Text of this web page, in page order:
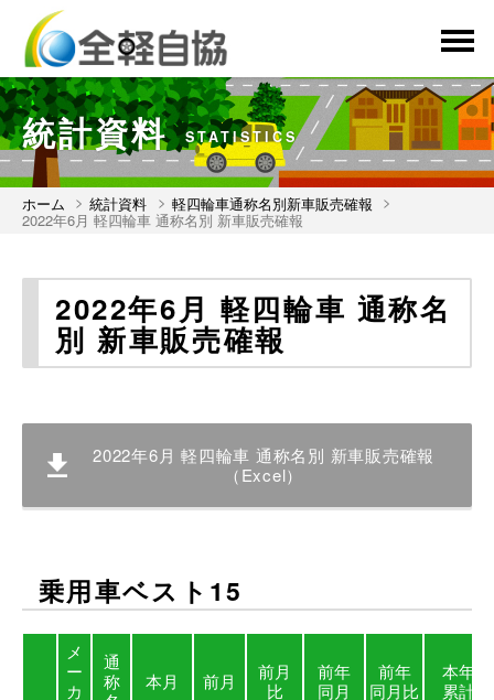
統計資料 STATISTICS
ホーム 統計資料 軽四輪車通称名別新車販売確報
2022年6月 軽四輪車 通称名別 新車販売確報
2022年6月 軽四輪車 通称名
別 新車販売確報
2022年6月 軽四輪車 通称名別 新車販売確報
（Excel）
乗用車ベスト15
メ
ー
カ
通
称
本月 前月
前月
比
前年
同月
前年
同月比
本年
累計